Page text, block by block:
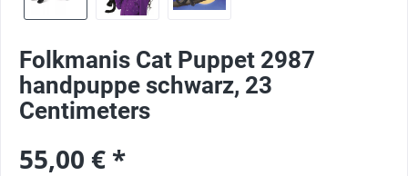
Folkmanis Cat Puppet 2987
handpuppe schwarz, 23
Centimeters
55,00 € *